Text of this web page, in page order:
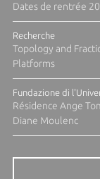
Dates de rentrée
Recherche
Topology and
Platforms
Fundazione di
Résidence Ange
Diane Moulenc